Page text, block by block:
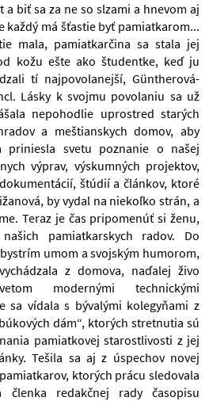
biť sa za ne so slzami a hnevom aj
každý má šťastie byť pamiatkarom...
mala, pamiatkarčina sa stala jej
kožu ešte ako študentke, keď ju
tí najpovolanejší, Güntherová-
Lásky k svojmu povolaniu sa už
nepohodlie uprostred starých
a meštianskych domov, aby
svetu poznanie o našej
výprav, výskumných projektov,
štúdií a článkov, ktoré
by vydal na niekoľko strán, a
Teraz je čas pripomenúť si ženu,
pamiatkarskych radov. Do
umom a svojským humorom,
z domova, naďalej živo
modernými technickými
sa vídala s bývalými kolegyňami z
dám“, ktorých stretnutia sú
pamiatkovej starostlivosti z jej
Tešila sa aj z úspechov novej
ktorých prácu sledovala
členka redakčnej rady časopisu